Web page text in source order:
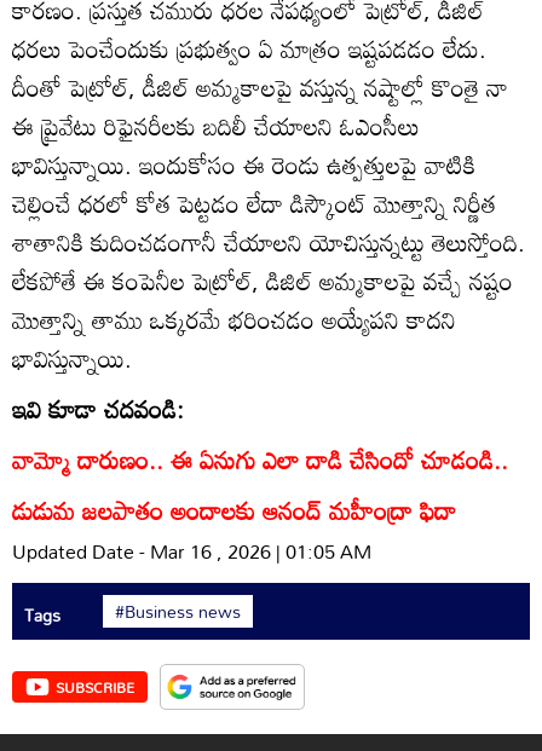
కారణం. ప్రస్తుత చమురు ధరల నేపథ్యంలో పెట్రోల్‌, డీజిల్‌
ధరలు పెంచేందుకు ప్రభుత్వం ఏ మాత్రం ఇష్టపడడం లేదు.
దీంతో పెట్రోల్‌, డీజిల్‌ అమ్మకాలపై వస్తున్న నష్టాల్లో కొంతై నా
ఈ ప్రైవేటు రిఫైనరీలకు బదిలీ చేయాలని ఓఎంసీలు
భావిస్తున్నాయి. ఇందుకోసం ఈ రెండు ఉత్పత్తులపై వాటికి
చెల్లించే ధరలో కోత పెట్టడం లేదా డిస్కౌంట్‌ మొత్తాన్ని నిర్ణీత
శాతానికి కుదించడంగానీ చేయాలని యోచిస్తున్నట్టు తెలుస్తోంది.
లేకపోతే ఈ కంపెనీల పెట్రోల్‌, డిజిల్‌ అమ్మకాలపై వచ్చే నష్టం
మొత్తాన్ని తాము ఒక్కరమే భరించడం అయ్యేపని కాదని
భావిస్తున్నాయి.
ఇవి కూడా చదవండి:
వామ్మో దారుణం.. ఈ ఏనుగు ఎలా దాడి చేసిందో చూడండి..
డుడుమ జలపాతం అందాలకు ఆనంద్ మహీంద్రా ఫిదా
Updated Date - Mar 16 , 2026 | 01:05 AM
Tags #Business news
SUBSCRIBE